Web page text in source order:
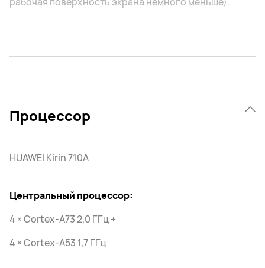
Процессор
HUAWEI Kirin 710A
Центральный процессор:
4 × Cortex-A73 2,0 ГГц +
4 × Cortex-A53 1,7 ГГц